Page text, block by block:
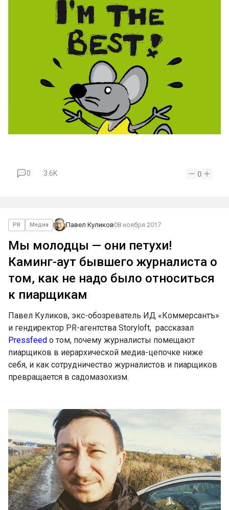
0 3.6K 0
PR Медиа Павел Куликов08 ноября 2017
Мы молодцы — они петухи!
Каминг-аут бывшего журналиста о
том, как не надо было относиться
к пиарщикам
Павел Куликов, экс-обозреватель ИД «Коммерсантъ»
и гендиректор PR-агентства Storyloft, расcказал
Pressfeed о том, почему журналисты помещают
пиарщиков в иерархической медиа-цепочке ниже
себя, и как сотрудничество журналистов и пиарщиков
превращается в садомазохизм.